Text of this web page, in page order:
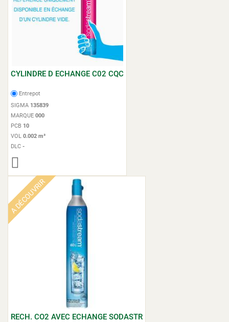
CYLINDRE D ECHANGE C02 CQC
Entrepot
SIGMA 135839
MARQUE 000
PCB 10
VOL 0.002 m³
DLC -
A DÉCOUVRIR
RECH. CO2 AVEC ECHANGE SODASTR